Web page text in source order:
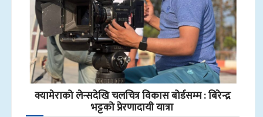
क्यामेराको लेन्सदेखि चलचित्र विकास बोर्डसम्म : बिरेन्द्र
भट्टको प्रेरणादायी यात्रा